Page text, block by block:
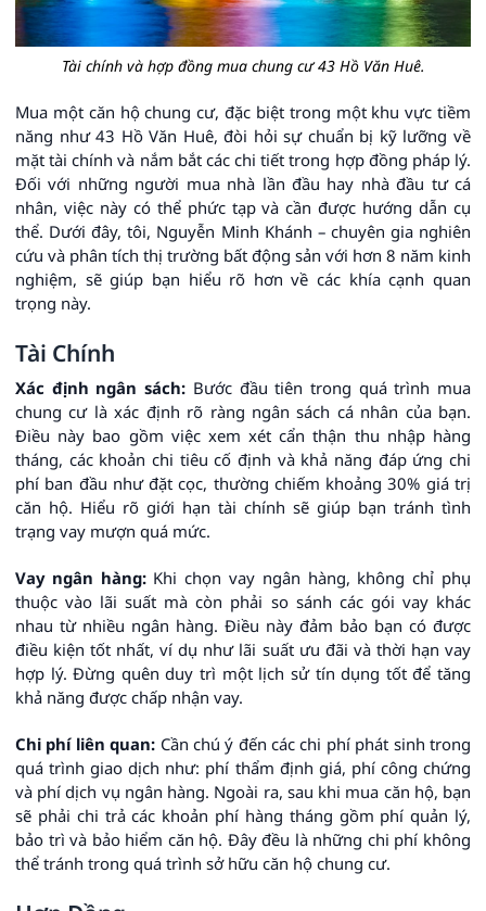
Tài chính và hợp đồng mua chung cư 43 Hồ Văn Huê.
Mua một căn hộ chung cư, đặc biệt trong một khu vực tiềm
năng như 43 Hồ Văn Huê, đòi hỏi sự chuẩn bị kỹ lưỡng về
mặt tài chính và nắm bắt các chi tiết trong hợp đồng pháp lý.
Đối với những người mua nhà lần đầu hay nhà đầu tư cá
nhân, việc này có thể phức tạp và cần được hướng dẫn cụ
thể. Dưới đây, tôi, Nguyễn Minh Khánh – chuyên gia nghiên
cứu và phân tích thị trường bất động sản với hơn 8 năm kinh
nghiệm, sẽ giúp bạn hiểu rõ hơn về các khía cạnh quan
trọng này.
Tài Chính
Xác định ngân sách: Bước đầu tiên trong quá trình mua
chung cư là xác định rõ ràng ngân sách cá nhân của bạn.
Điều này bao gồm việc xem xét cẩn thận thu nhập hàng
tháng, các khoản chi tiêu cố định và khả năng đáp ứng chi
phí ban đầu như đặt cọc, thường chiếm khoảng 30% giá trị
căn hộ. Hiểu rõ giới hạn tài chính sẽ giúp bạn tránh tình
trạng vay mượn quá mức.
Vay ngân hàng:Khi chọn vay ngân hàng, không chỉ phụ
thuộc vào lãi suất mà còn phải so sánh các gói vay khác
nhau từ nhiều ngân hàng. Điều này đảm bảo bạn có được
điều kiện tốt nhất, ví dụ như lãi suất ưu đãi và thời hạn vay
hợp lý. Đừng quên duy trì một lịch sử tín dụng tốt để tăng
khả năng được chấp nhận vay.
Chi phí liên quan: Cần chú ý đến các chi phí phát sinh trong
quá trình giao dịch như: phí thẩm định giá, phí công chứng
và phí dịch vụ ngân hàng. Ngoài ra, sau khi mua căn hộ, bạn
sẽ phải chi trả các khoản phí hàng tháng gồm phí quản lý,
bảo trì và bảo hiểm căn hộ. Đây đều là những chi phí không
thể tránh trong quá trình sở hữu căn hộ chung cư.